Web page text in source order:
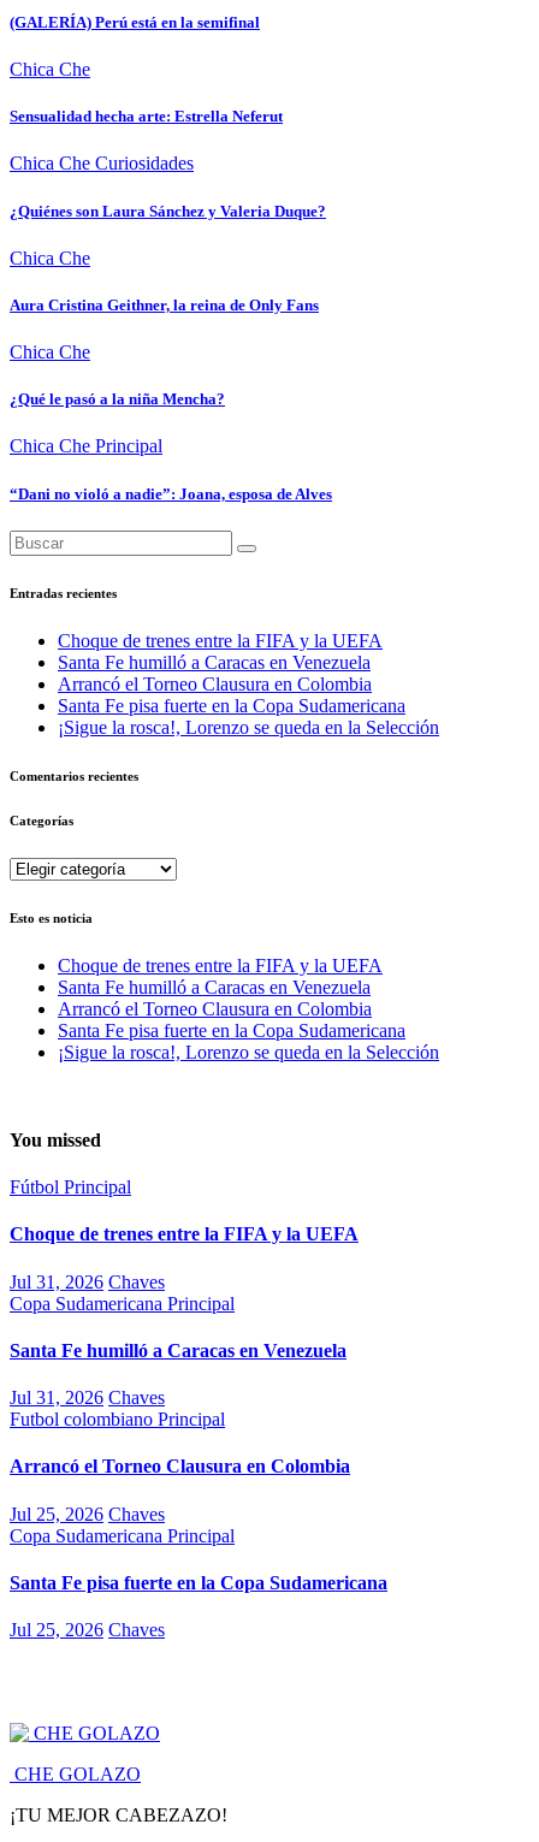
(GALERÍA) Perú está en la semifinal
Chica Che
Sensualidad hecha arte: Estrella Neferut
Chica Che Curiosidades
¿Quiénes son Laura Sánchez y Valeria Duque?
Chica Che
Aura Cristina Geithner, la reina de Only Fans
Chica Che
¿Qué le pasó a la niña Mencha?
Chica Che Principal
“Dani no violó a nadie”: Joana, esposa de Alves
Entradas recientes
Choque de trenes entre la FIFA y la UEFA
Santa Fe humilló a Caracas en Venezuela
Arrancó el Torneo Clausura en Colombia
Santa Fe pisa fuerte en la Copa Sudamericana
¡Sigue la rosca!, Lorenzo se queda en la Selección
Comentarios recientes
Categorías
Categorías
Esto es noticia
Choque de trenes entre la FIFA y la UEFA
Santa Fe humilló a Caracas en Venezuela
Arrancó el Torneo Clausura en Colombia
Santa Fe pisa fuerte en la Copa Sudamericana
¡Sigue la rosca!, Lorenzo se queda en la Selección
You missed
Fútbol Principal
Choque de trenes entre la FIFA y la UEFA
Jul 31, 2026 Chaves
Copa Sudamericana Principal
Santa Fe humilló a Caracas en Venezuela
Jul 31, 2026 Chaves
Futbol colombiano Principal
Arrancó el Torneo Clausura en Colombia
Jul 25, 2026 Chaves
Copa Sudamericana Principal
Santa Fe pisa fuerte en la Copa Sudamericana
Jul 25, 2026 Chaves
CHE GOLAZO
¡TU MEJOR CABEZAZO!